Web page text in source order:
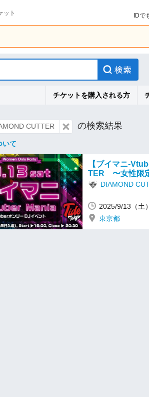
ット
IDで
チケットを購入される方
CUTTER の検索結果
いて
【ブイマニ-
TER 〜女性限
DIAMOND
2025/9/13（土）
東京都